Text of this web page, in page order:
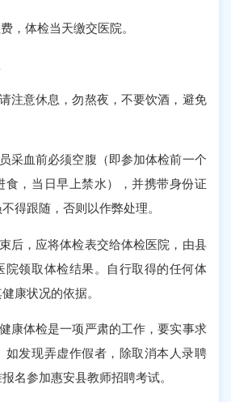
，体检当天缴交医院。
注意休息，勿熬夜，不要饮酒，避免
采血前必须空腹（即参加体检前一个
食，当日早上禁水），并携带身份证
得跟随，否则以作弊处理。
后，应将体检表交给体检医院，由县
院领取体检结果。自行取得的任何体
康状况的依据。
康体检是一项严肃的工作，要实事求
如发现弄虚作假者，除取消本人录聘
名参加惠安县教师招聘考试。